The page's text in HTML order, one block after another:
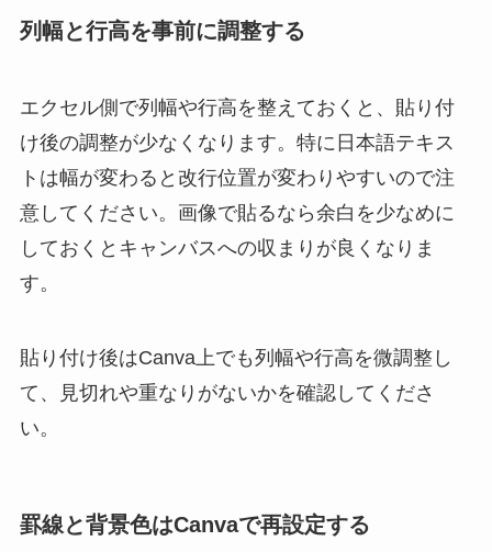
列幅と行高を事前に調整する
エクセル側で列幅や行高を整えておくと、貼り付
け後の調整が少なくなります。特に日本語テキス
トは幅が変わると改行位置が変わりやすいので注
意してください。画像で貼るなら余白を少なめに
しておくとキャンバスへの収まりが良くなりま
す。
貼り付け後はCanva上でも列幅や行高を微調整し
て、見切れや重なりがないかを確認してくださ
い。
罫線と背景色はCanvaで再設定する